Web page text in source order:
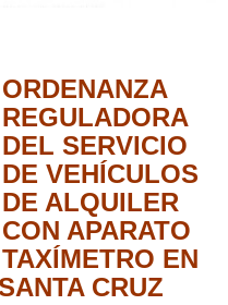
ORDENANZA
REGULADORA
DEL SERVICIO
DE VEHÍCULOS
DE ALQUILER
CON APARATO
TAXÍMETRO EN
CRUZ